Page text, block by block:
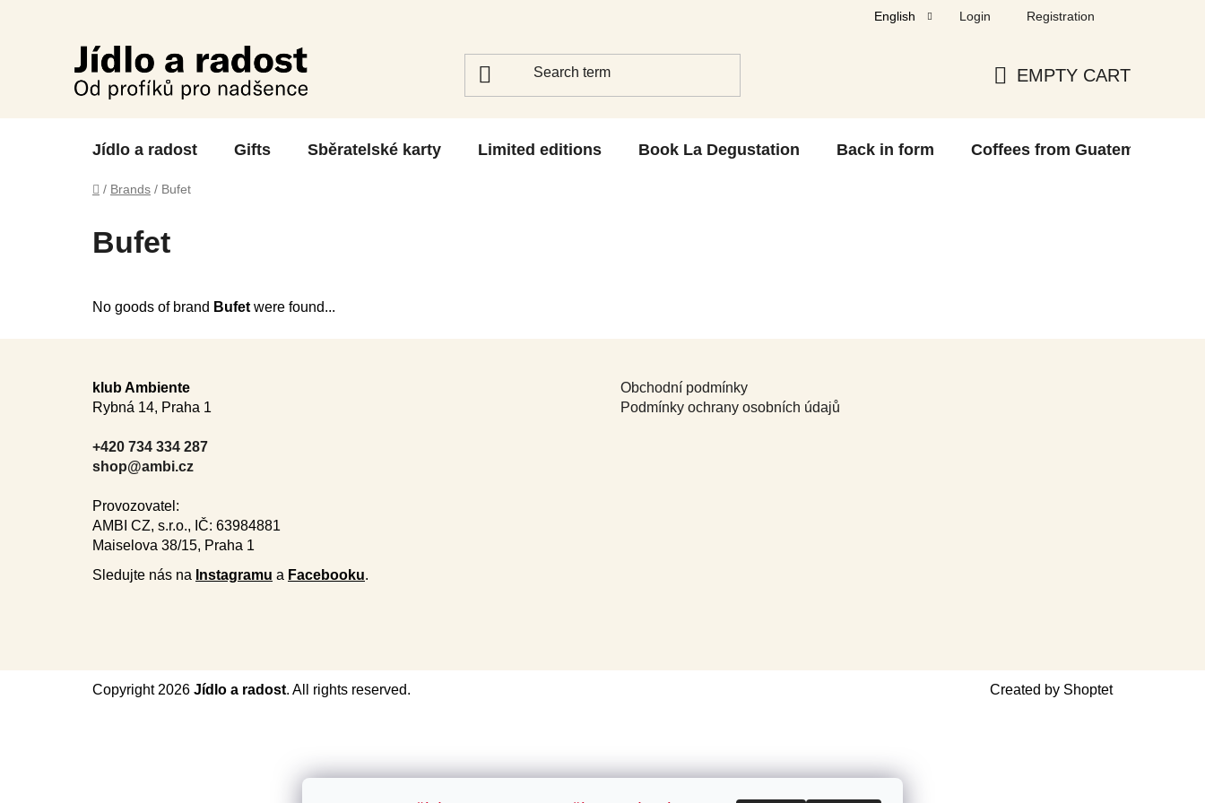
English Login Registration
CART
EMPTY CART
Jídlo a radost Gifts Sběratelské karty Limited editions Book La Degustation Back in form Coffees from Guatemala
Home
/ Brands / Bufet
Bufet
No goods of brand Bufet were found...
klub Ambiente
Rybná 14, Praha 1
+420 734 334 287
shop@ambi.cz
Provozovatel:
AMBI CZ, s.r.o., IČ: 63984881
Maiselova 38/15, Praha 1
Sledujte nás na Instagramu a Facebooku.
Obchodní podmínky
Podmínky ochrany osobních údajů
Created by Shoptet
Copyright 2026 Jídlo a radost. All rights reserved.